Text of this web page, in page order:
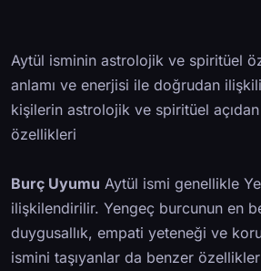
Aytül isminin astrolojik ve spiritüel
anlamı ve enerjisi ile doğrudan
kişilerin astrolojik ve spiritüel açıdan
özellikleri
Burç Uyumu Aytül ismi genellikle
ilişkilendirilir. Yengeç burcunun en
duygusallık, empati yeteneği ve
ismini taşıyanlar da benzer özellikler